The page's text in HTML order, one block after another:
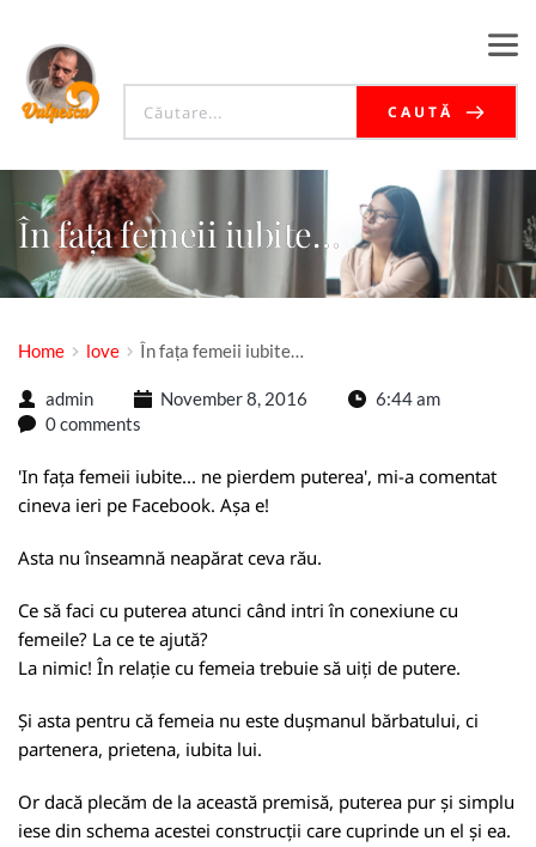
CAUTĂ
În fața femeii iubite…
Home love În fața femeii iubite…
admin November 8, 2016
6:44 am
0 comments
'In fața femeii iubite... ne pierdem puterea', mi-a comentat
cineva ieri pe Facebook. Așa e!
Asta nu înseamnă neapărat ceva rău.
Ce să faci cu puterea atunci când intri în conexiune cu
femeile? La ce te ajută?
La nimic! În relație cu femeia trebuie să uiți de putere.
Și asta pentru că femeia nu este dușmanul bărbatului, ci
partenera, prietena, iubita lui.
Or dacă plecăm de la această premisă, puterea pur și simplu
iese din schema acestei construcții care cuprinde un el și ea.